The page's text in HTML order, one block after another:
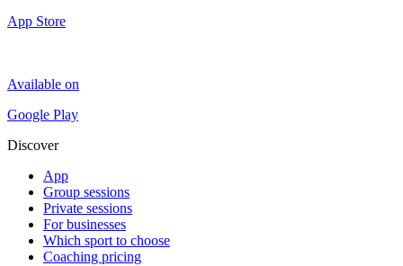
App Store
Available on
Google Play
Discover
App
Group sessions
Private sessions
For businesses
Which sport to choose
Coaching pricing